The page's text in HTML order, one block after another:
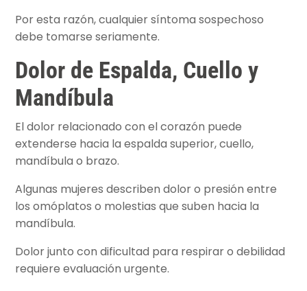
Por esta razón, cualquier síntoma sospechoso
debe tomarse seriamente.
Dolor de Espalda, Cuello y
Mandíbula
El dolor relacionado con el corazón puede
extenderse hacia la espalda superior, cuello,
mandíbula o brazo.
Algunas mujeres describen dolor o presión entre
los omóplatos o molestias que suben hacia la
mandíbula.
Dolor junto con dificultad para respirar o debilidad
requiere evaluación urgente.